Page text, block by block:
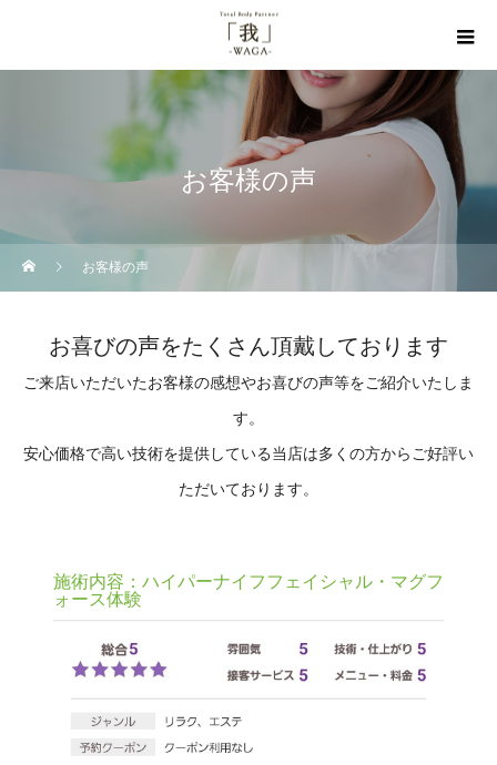
お客様の声
お客様の声
お喜びの声をたくさん頂戴しております
ご来店いただいたお客様の感想やお喜びの声等をご紹介いたしま
す。
安心価格で高い技術を提供している当店は多くの方からご好評い
ただいております。
施術内容：ハイパーナイフフェイシャル・マグフ
ォース体験